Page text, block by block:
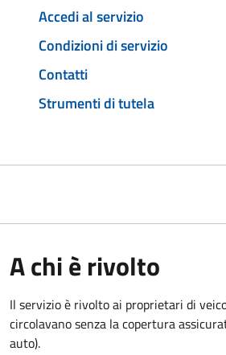
Accedi al servizio
Condizioni di servizio
Contatti
Strumenti di tutela
A chi è rivolto
Il servizio è rivolto ai proprietari di
circolavano senza la copertura
auto).